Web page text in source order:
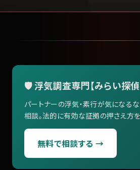
🛡️ 浮気調査専門【みらい探偵
パートナーの浮気・素行が気になる
相談。法的に有効な証拠の押さえ方を
無料で相談する →